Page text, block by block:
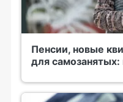
Пенсии, новые
для самозанятых: